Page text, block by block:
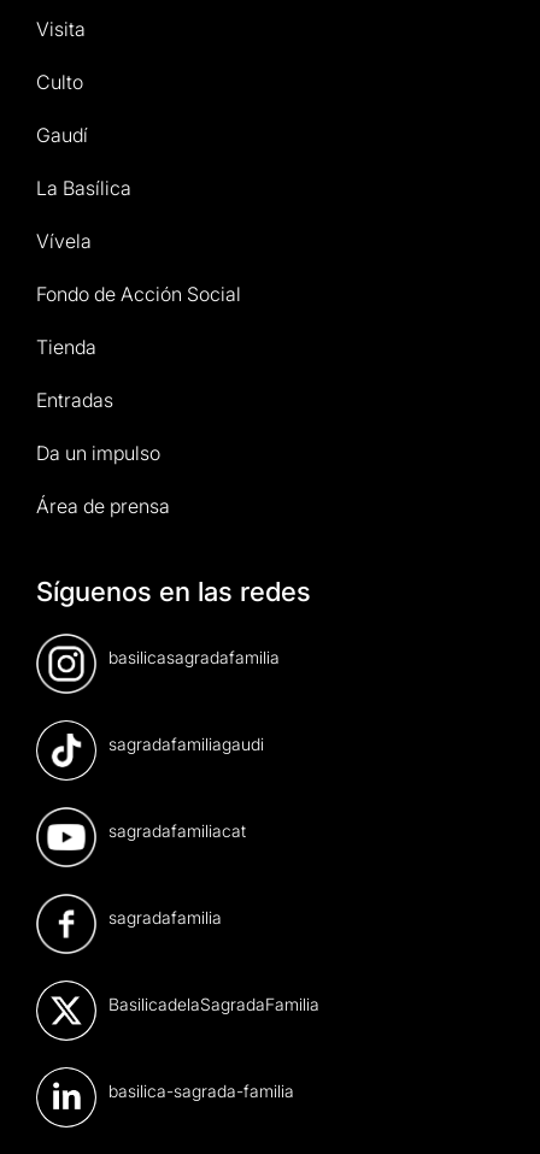
Visita
Culto
Gaudí
La Basílica
Vívela
Fondo de Acción Social
Tienda
Entradas
Da un impulso
Área de prensa
Síguenos en las redes
basilicasagradafamilia
sagradafamiliagaudi
sagradafamiliacat
sagradafamilia
BasilicadelaSagradaFamilia
basilica-sagrada-familia